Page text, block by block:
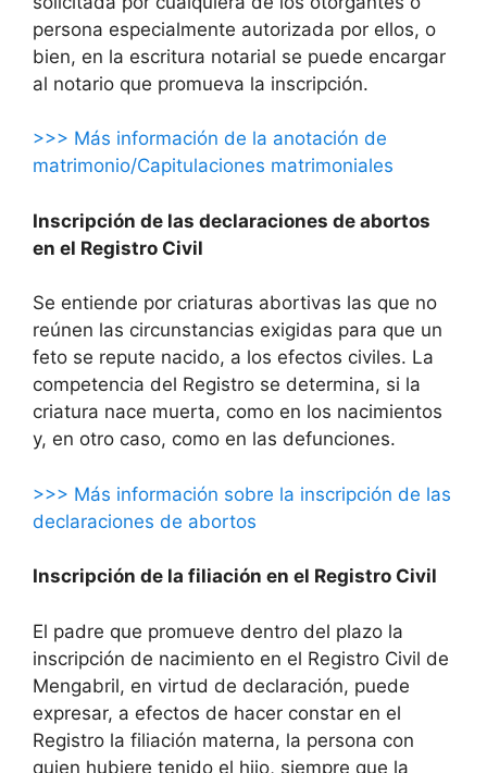
persona especialmente autorizada por ellos, o
bien, en la escritura notarial se puede encargar
al notario que promueva la inscripción.
>>> Más información de la anotación de
matrimonio/Capitulaciones matrimoniales
Inscripción de las declaraciones de abortos
en el Registro Civil
Se entiende por criaturas abortivas las que no
reúnen las circunstancias exigidas para que un
feto se repute nacido, a los efectos civiles. La
competencia del Registro se determina, si la
criatura nace muerta, como en los nacimientos
y, en otro caso, como en las defunciones.
>>> Más información sobre la inscripción de las
declaraciones de abortos
Inscripción de la filiación en el Registro Civil
El padre que promueve dentro del plazo la
inscripción de nacimiento en el Registro Civil de
Mengabril, en virtud de declaración, puede
expresar, a efectos de hacer constar en el
Registro la filiación materna, la persona con
quien hubiere tenido el hijo, siempre que la